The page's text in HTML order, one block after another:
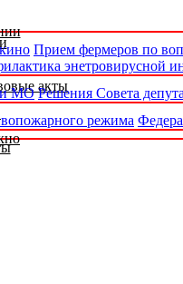
Прием фермеров по
энетровирусной
акты
МО Решения Совета
режима